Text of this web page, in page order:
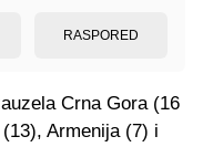
RASPORED
Crna Gora (16
Armenija (7) i